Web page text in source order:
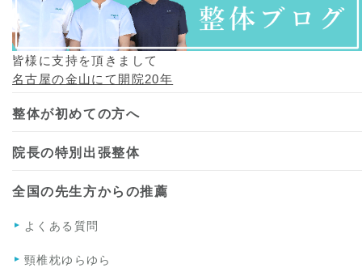
皆様に支持を頂きまして
名古屋の金山にて開院20年
整体が初めての方へ
院長の特別出張整体
全国の先生方からの推薦
よくある質問
頸椎枕ゆらゆら